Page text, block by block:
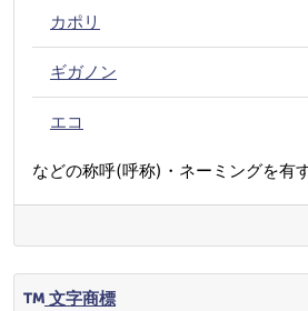
カポリ
ギガノン
エコ
などの称呼(呼称)・ネーミングを有
文字商標